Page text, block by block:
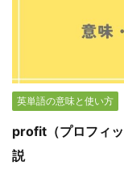
英単語の意味と使い方
profit（プロフィ
説